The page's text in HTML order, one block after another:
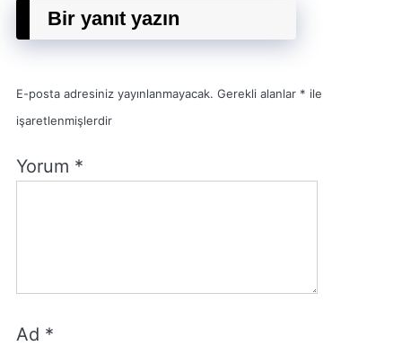
Bir yanıt yazın
E-posta adresiniz yayınlanmayacak. Gerekli alanlar * ile
işaretlenmişlerdir
Yorum *
Ad *